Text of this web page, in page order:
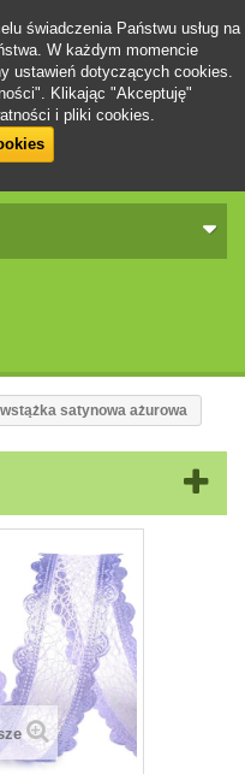
świadczenia Państwu usług na
W każdym momencie
ustawień dotyczących cookies.
Klikając "Akceptuję"
i pliki cookies.
wstążka satynowa ażurowa